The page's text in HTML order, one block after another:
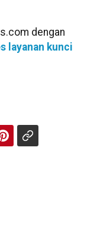
dengan
layanan kunci